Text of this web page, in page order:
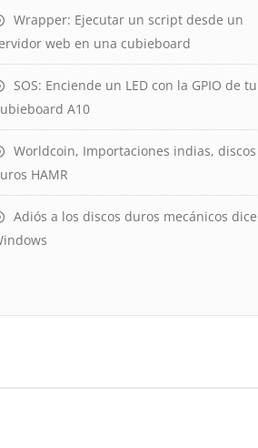
Wrapper: Ejecutar un script desde un
web en una cubieboard
SOS: Enciende un LED con la GPIO de tu
A10
Worldcoin, Importaciones indias, discos
HAMR
Adiós a los discos duros mecánicos dice